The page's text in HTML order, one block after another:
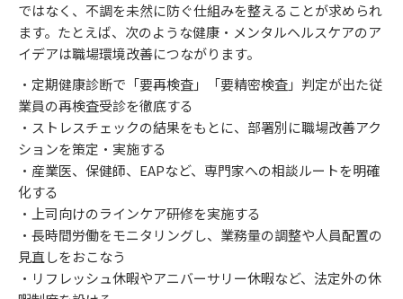
ではなく、不調を未然に防ぐ仕組みを整えることが求められ
ます。たとえば、次のような健康・メンタルヘルスケアのア
イデアは職場環境改善につながります。
・定期健康診断で「要再検査」「要精密検査」判定が出た従
業員の再検査受診を徹底する
・ストレスチェックの結果をもとに、部署別に職場改善アク
ションを策定・実施する
・産業医、保健師、EAPなど、専門家への相談ルートを明確
化する
・上司向けのラインケア研修を実施する
・長時間労働をモニタリングし、業務量の調整や人員配置の
見直しをおこなう
・リフレッシュ休暇やアニバーサリー休暇など、法定外の休